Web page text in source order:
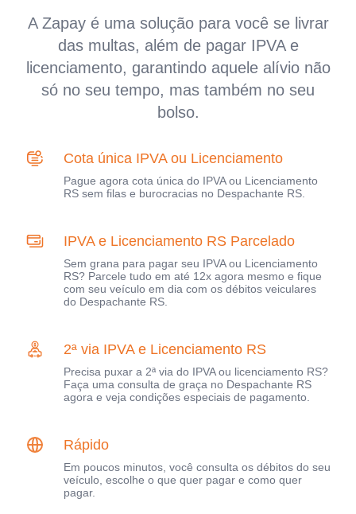
A Zapay é uma solução para você se livrar
das multas, além de pagar IPVA e
licenciamento, garantindo aquele alívio não
só no seu tempo, mas também no seu
bolso.
Cota única IPVA ou Licenciamento
Pague agora cota única do IPVA ou Licenciamento
RS sem filas e burocracias no Despachante RS.
IPVA e Licenciamento RS Parcelado
Sem grana para pagar seu IPVA ou Licenciamento
RS? Parcele tudo em até 12x agora mesmo e fique
com seu veículo em dia com os débitos veiculares
do Despachante RS.
2ª via IPVA e Licenciamento RS
Precisa puxar a 2ª via do IPVA ou licenciamento RS?
Faça uma consulta de graça no Despachante RS
agora e veja condições especiais de pagamento.
Rápido
Em poucos minutos, você consulta os débitos do seu
veículo, escolhe o que quer pagar e como quer
pagar.